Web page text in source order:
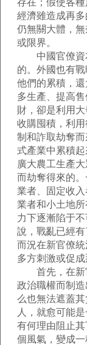
存在；假使各
經濟雖造成再
仍無關大體，
或限界。
中國官僚資
的。外國也有
他們的累積，
多生產、提高
財，卻是利用
收購囤積，利
制和詐取劫奪
式產業中累積
廣大農工生產
而劫奪得來的
業者、固定收
業者和小土地
力下逐漸陷于
說，戰亂已經
而況在新官僚
多方刺激或促成
首先，在新
政治職權而制
么也無法遮蓋
人，就愈可能
有何理由阻止
個風氣，變成